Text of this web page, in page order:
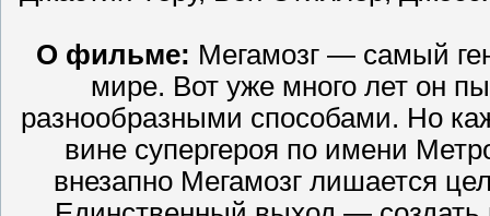
О фильме: Мегамозг — самый
мире. Вот уже много лет он
разнообразными способами. Но
вине супергероя по имени
внезапно Мегамозг лишается